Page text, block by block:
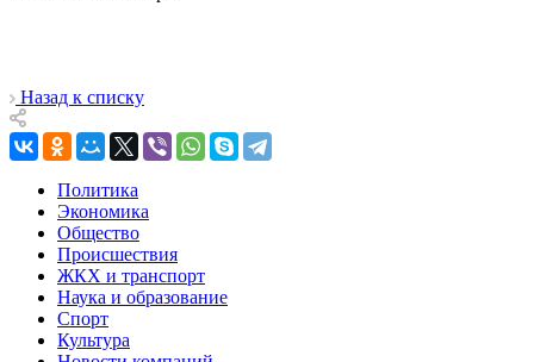
Назад к списку
Политика
Экономика
Общество
Происшествия
ЖКХ и транспорт
Наука и образование
Спорт
Культура